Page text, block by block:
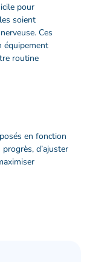
pour
soient
Ces
équipement
routine
en fonction
d’ajuster